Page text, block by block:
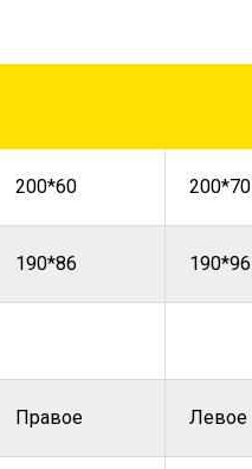
200*60 200*70
190*86 190*96
Правое Левое